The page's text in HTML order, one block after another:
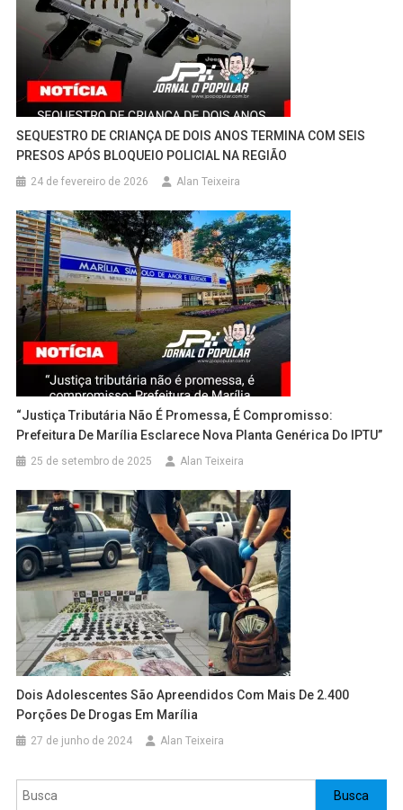
SEQUESTRO DE CRIANÇA DE DOIS ANOS TERMINA COM SEIS
PRESOS APÓS BLOQUEIO POLICIAL NA REGIÃO
24 de fevereiro de 2026 Alan Teixeira
“Justiça Tributária Não É Promessa, É Compromisso:
Prefeitura De Marília Esclarece Nova Planta Genérica Do IPTU”
25 de setembro de 2025 Alan Teixeira
Dois Adolescentes São Apreendidos Com Mais De 2.400
Porções De Drogas Em Marília
27 de junho de 2024 Alan Teixeira
Pesquisar Busca